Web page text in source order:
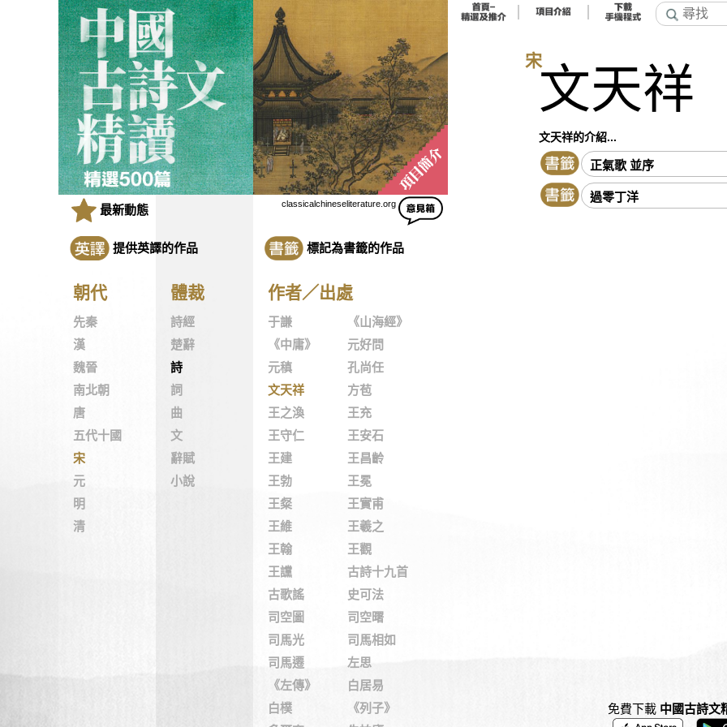
classicalchineseliterature.org
最新動態
提供英譯的作品 標記為書籤的作品
朝代
先秦
漢
魏晉
南北朝
唐
五代十國
宋
元
明
清
體裁
詩經
楚辭
詩
詞
曲
文
辭賦
小說
作者／出處
于謙
《山海經》
《中庸》
元好問
元稹
孔尚任
文天祥
方苞
王之渙
王充
王守仁
王安石
王建
王昌齡
王勃
王冕
王粲
王實甫
王維
王羲之
王翰
王觀
王讜
古詩十九首
古歌謠
史可法
司空圖
司空曙
司馬光
司馬相如
司馬遷
左思
《左傳》
白居易
白樸
《列子》
宋文天祥
文天祥的介紹...
正氣歌 並序
過零丁洋
免費下載 中國古詩文